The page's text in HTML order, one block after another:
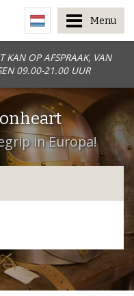
KAN OP AFSPRAAK, VAN
09.00-21.00 UUR
Menu
in Europa!